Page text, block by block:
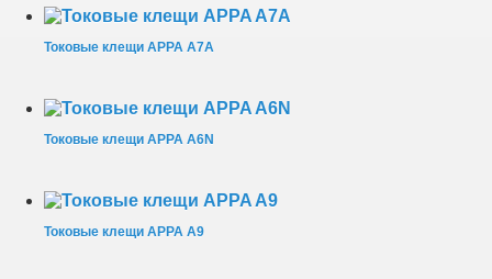
Токовые клещи APPA A7A
Токовые клещи APPA A6N
Токовые клещи APPA A9